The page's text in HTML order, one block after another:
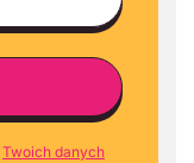
Twoich danych